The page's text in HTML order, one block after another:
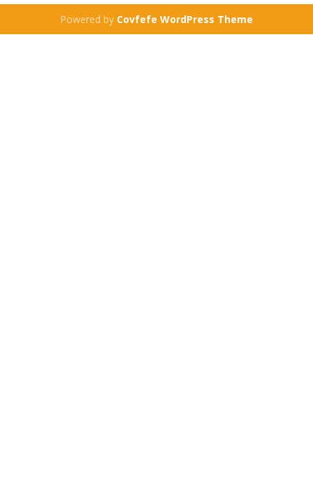
Powered by Covfefe WordPress Theme